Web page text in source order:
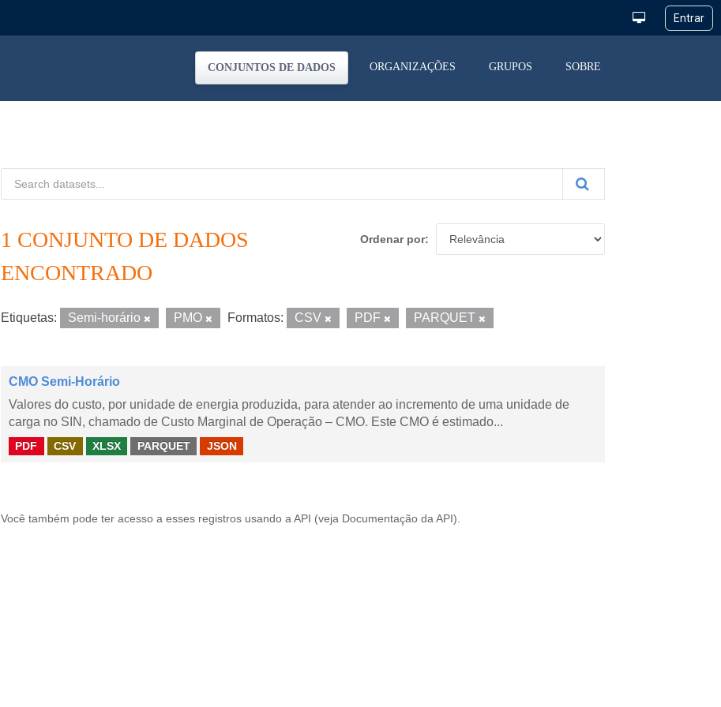
CONJUNTOS DE DADOS ORGANIZAÇÕES GRUPOS SOBRE
Ordenar por
1 CONJUNTO DE DADOS
ENCONTRADO
Etiquetas: Semi-horário PMO Formatos: CSV PDF PARQUET
CMO Semi-Horário
Valores do custo, por unidade de energia produzida, para atender ao incremento de uma unidade de
carga no SIN, chamado de Custo Marginal de Operação – CMO. Este CMO é estimado...
PDF CSV XLSX PARQUET JSON
Você também pode ter acesso a esses registros usando a API (veja Documentação da API ).